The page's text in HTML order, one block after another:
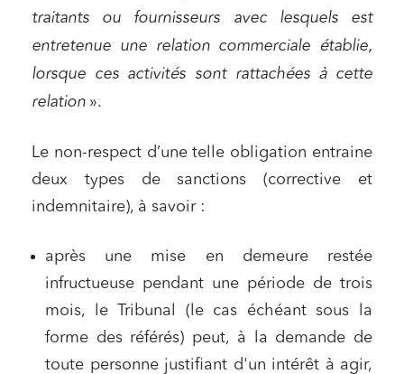
traitants ou fournisseurs avec lesquels est
entretenue une relation commerciale établie,
lorsque ces activités sont rattachées à cette
relation ».
Le non-respect d’une telle obligation entraine
deux types de sanctions (corrective et
indemnitaire), à savoir :
après une mise en demeure restée
infructueuse pendant une période de trois
mois, le Tribunal (le cas échéant sous la
forme des référés) peut, à la demande de
toute personne justifiant d'un intérêt à agir,